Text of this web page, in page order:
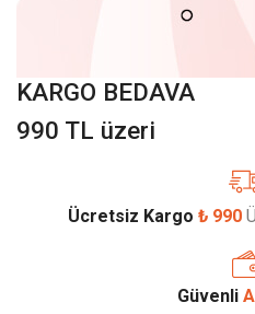
KARGO BEDAVA
990 TL üzeri
Ücretsiz Kargo ₺ 990
Güvenli